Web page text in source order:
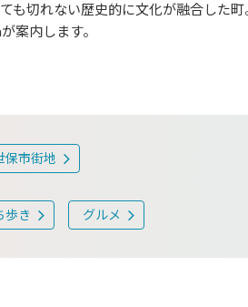
も切れない歴史的に文化が融合した
案内します。
保市街地
歩き グルメ